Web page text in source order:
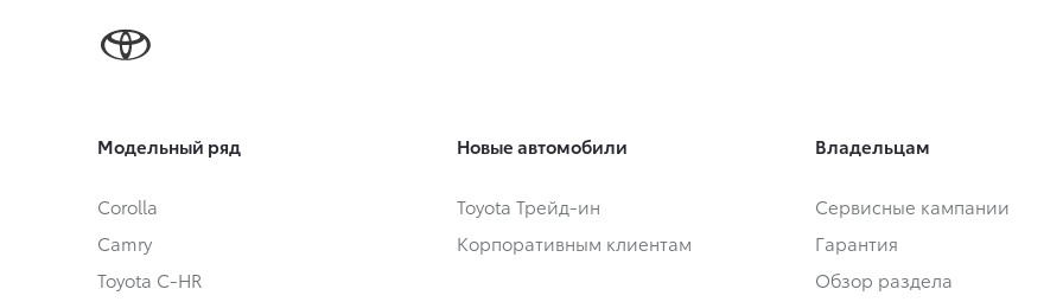
Модельный ряд
Corolla
Camry
Toyota C-HR
Новые автомобили
Toyota Трейд-ин
Корпоративным клиентам
Владельцам
Сервисные кампании
Гарантия
Обзор раздела